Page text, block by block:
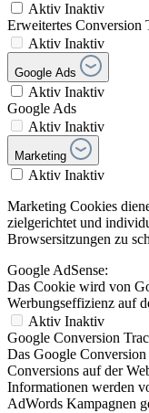
Aktiv Inaktiv
Erweitertes Conversion
Aktiv Inaktiv
Google Ads
Aktiv Inaktiv
Google Ads
Aktiv Inaktiv
Marketing
Aktiv Inaktiv
Marketing Cookies
zielgerichtet und
Browsersitzungen zu
Google AdSense:
Das Cookie wird von
Werbungseffizienz auf
Aktiv Inaktiv
Google Conversion
Das Google
Conversions auf der
Informationen werden
AdWords Kampagnen